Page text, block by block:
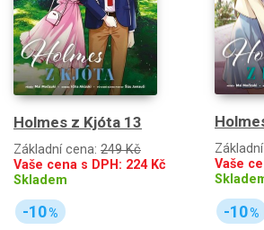
Holmes z Kjóta 13
Základní cena: 249 Kč
Vaše cena s DPH: 224Kč
Skladem
-10%
Vaše
-10%